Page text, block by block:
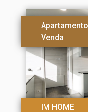
Apartamento
Venda
IM HOME